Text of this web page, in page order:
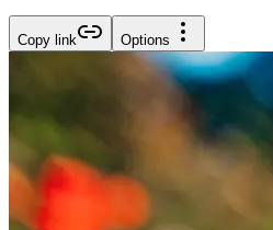
Copy link Options